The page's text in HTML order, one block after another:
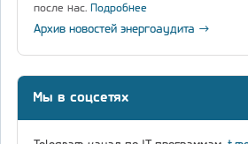
после нас. Подробнее
Архив новостей энергоаудита →
Мы в соцсетях